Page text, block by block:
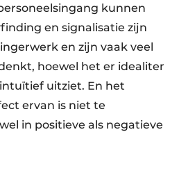
kunnen
en signalisatie zijn
en zijn vaak veel
hoewel het er idealiter
uitziet. En het
ervan is niet te
in positieve als negatieve